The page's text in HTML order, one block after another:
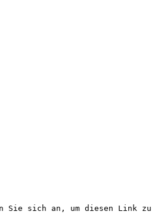
Sie sich an, um diesen Link zu